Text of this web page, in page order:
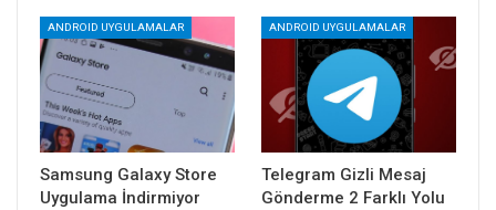
ANDROID UYGULAMALAR
Samsung Galaxy Store
Uygulama İndirmiyor
ANDROID UYGULAMALAR
Telegram Gizli Mesaj
Gönderme 2 Farklı Yolu